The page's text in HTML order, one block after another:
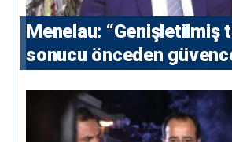
Menelau: “Genişletilmiş
sonucu önceden